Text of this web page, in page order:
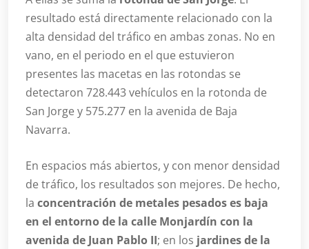
resultado está directamente relacionado con la
alta densidad del tráfico en ambas zonas. No en
vano, en el periodo en el que estuvieron
presentes las macetas en las rotondas se
detectaron 728.443 vehículos en la rotonda de
San Jorge y 575.277 en la avenida de Baja
Navarra.
En espacios más abiertos, y con menor densidad
de tráfico, los resultados son mejores. De hecho,
la concentración de metales pesados es baja
en el entorno de la calle Monjardín con la
avenida de Juan Pablo II; en los jardines de la